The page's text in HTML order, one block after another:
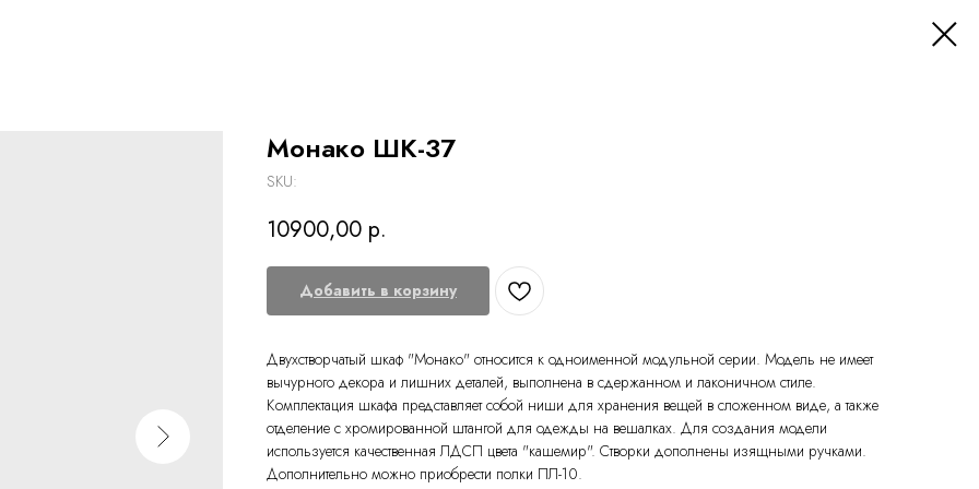
Монако ШК-37
SKU:
10900,00 р.
Добавить в корзину
Двухстворчатый шкаф "Монако" относится к одноименной модульной серии. Модель не имеет
вычурного декора и лишних деталей, выполнена в сдержанном и лаконичном стиле.
Комплектация шкафа представляет собой ниши для хранения вещей в сложенном виде, а также
отделение с хромированной штангой для одежды на вешалках. Для создания модели
используется качественная ЛДСП цвета "кашемир". Створки дополнены изящными ручками.
Дополнительно можно приобрести полки ПЛ-10.